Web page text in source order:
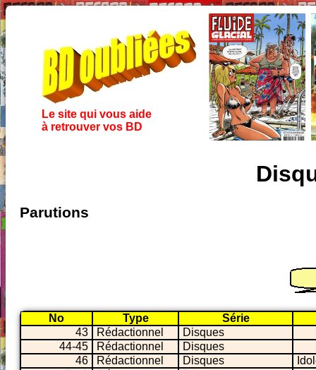
Le site qui vous aide
à retrouver vos BD
Parutions
No Type
Série
43
Rédactionnel
Disques
44-45
Rédactionnel
Disques
46
Rédactionnel Disques